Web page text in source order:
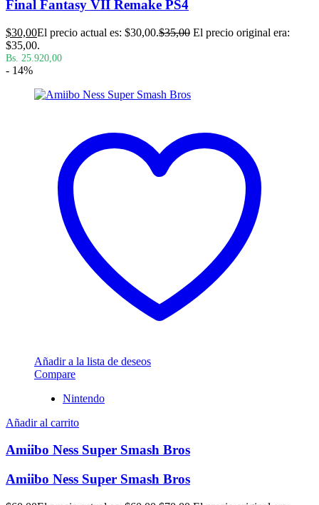
Final Fantasy VII Remake PS4
$30,00El precio actual es: $30,00.$35,00 El precio original era:
$35,00.
Bs. 25.920,00
- 14%
Añadir a la lista de deseos
Compare
Nintendo
Añadir al carrito
Amiibo Ness Super Smash Bros
Amiibo Ness Super Smash Bros